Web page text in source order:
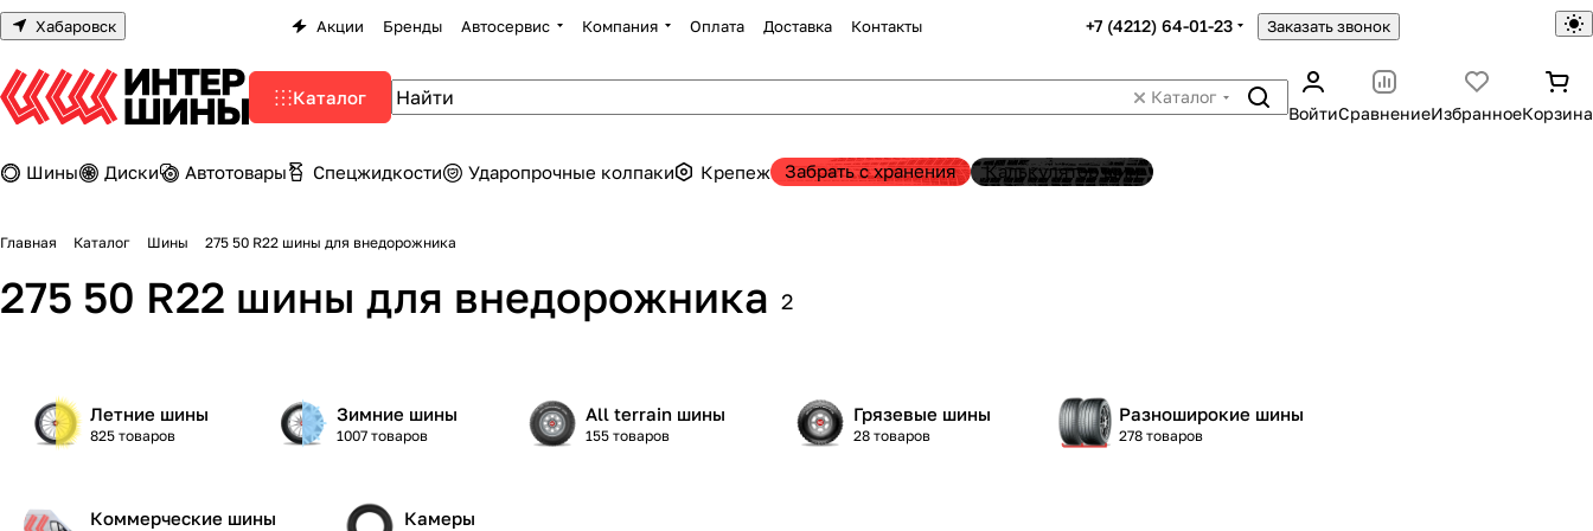
Хабаровск Акции Бренды Автосервис Компания Оплата Доставка Контакты +7 (4212) 64-01-23 Заказать звонок
Каталог
Каталог
ВойтиСравнениеИзбранноеКорзина
Шины Диски Автотовары Спецжидкости Ударопрочные колпаки Крепеж Забрать с хранения Калькулятор шин
Главная Каталог Шины 275 50 R22 шины для внедорожника
275 50 R22 шины для внедорожника 2
Летние шины
825 товаров
Зимние шины
1007 товаров
All terrain шины
155 товаров
Грязевые шины
28 товаров
Разноширокие шины
278 товаров
Коммерческие шины Камеры